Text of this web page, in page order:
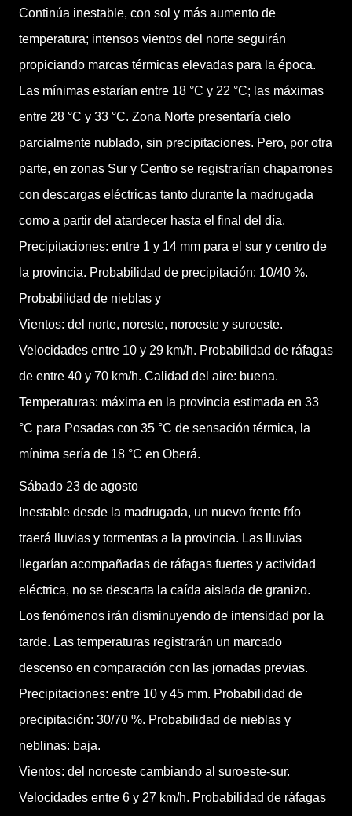
Continúa inestable, con sol y más aumento de
temperatura; intensos vientos del norte seguirán
propiciando marcas térmicas elevadas para la época.
Las mínimas estarían entre 18 °C y 22 °C; las máximas
entre 28 °C y 33 °C. Zona Norte presentaría cielo
parcialmente nublado, sin precipitaciones. Pero, por otra
parte, en zonas Sur y Centro se registrarían chaparrones
con descargas eléctricas tanto durante la madrugada
como a partir del atardecer hasta el final del día.
Precipitaciones: entre 1 y 14 mm para el sur y centro de
la provincia. Probabilidad de precipitación: 10/40 %.
Probabilidad de nieblas y
Vientos: del norte, noreste, noroeste y suroeste.
Velocidades entre 10 y 29 km/h. Probabilidad de ráfagas
de entre 40 y 70 km/h. Calidad del aire: buena.
Temperaturas: máxima en la provincia estimada en 33
°C para Posadas con 35 °C de sensación térmica, la
mínima sería de 18 °C en Oberá.
Sábado 23 de agosto
Inestable desde la madrugada, un nuevo frente frío
traerá lluvias y tormentas a la provincia. Las lluvias
llegarían acompañadas de ráfagas fuertes y actividad
eléctrica, no se descarta la caída aislada de granizo.
Los fenómenos irán disminuyendo de intensidad por la
tarde. Las temperaturas registrarán un marcado
descenso en comparación con las jornadas previas.
Precipitaciones: entre 10 y 45 mm. Probabilidad de
precipitación: 30/70 %. Probabilidad de nieblas y
neblinas: baja.
Vientos: del noroeste cambiando al suroeste-sur.
Velocidades entre 6 y 27 km/h. Probabilidad de ráfagas